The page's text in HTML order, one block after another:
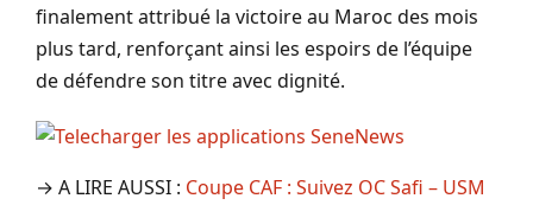
finalement attribué la victoire au Maroc des mois
plus tard, renforçant ainsi les espoirs de l’équipe
de défendre son titre avec dignité.
→ A LIRE AUSSI : Coupe CAF : Suivez OC Safi – USM